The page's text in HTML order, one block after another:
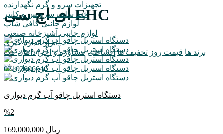
تجهیزات سرو و گرم نگهدارنده
خط سلف سرویس و کانتر
لوازم جانبی کافی شاپ
لوازم جانبی آشپزخانه صنعتی
ابزار اندازه گیری
برند ها قیمت روز تخفیف ها اقساطی مشاوره و اجرا دامان مگ
02192006646
ای اچ سی EHC
دستگاه استریل چاقو آب گرم دیواری
%2
169,000,000 ريال